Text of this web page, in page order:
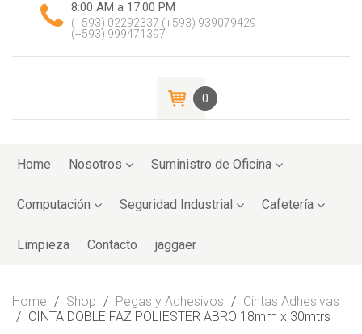
8:00 AM a 17:00 PM
(+593) 02292337 (+593) 939079429
(+593) 999471397
0
toHome Nosotros Suministro de Oficina
Computación Seguridad Industrial Cafetería
Limpieza Contacto jaggaer
Home / Shop / Pegas y Adhesivos / Cintas Adhesivas
/ CINTA DOBLE FAZ POLIESTER ABRO 18mm x 30mtrs